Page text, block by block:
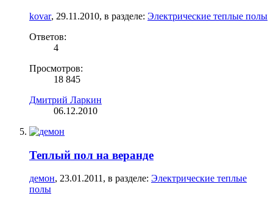
kovar, 29.11.2010, в разделе: Электрические теплые полы
Ответов:
4
Просмотров:
18 845
Дмитрий Ларкин
06.12.2010
Теплый пол на веранде
демон, 23.01.2011, в разделе: Электрические теплые
полы